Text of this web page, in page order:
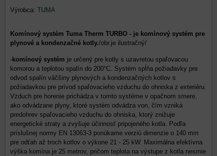
Výrobca: TUMA
Komínový systém Tuma Therm TURBO - je komínový systém pre
plynové a kondenzačné kotly./obr.je ilustračný/
- komínový systém je určený pre kotly s uzavretou spaľovacou
komorou a teplotou spalín do 200°C. Systém spĺňa požiadavky pre
odvod spalín väčšiny plynových a kondenzačných kotlov s
požiadavkou pre prívod spaľovacieho vzduchu do ohniska z exteriéru.
Vzduch pre horenie prichádza v tomto systéme v opačnom smere,
ako odvádzane plyny, ktoré systém odvádza von, čím vzniká
predohrev spaľovacieho vzduchu do ohniska, ktorý znižuje
energetické straty a zvyšuje účinnosť pripojeného kotla. Podľa
príslušnej normy EN 13063-3 ponúkame verziú dimenzie o 140 mm
pre odťah až troch kotlov o výkone 21 - 25 kW. Maximálna efektívna
výška komína je 25 metrov, pričom teplota na výstupe z kotla nesmie